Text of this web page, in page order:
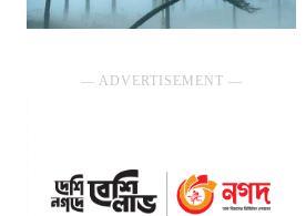
― ADVERTISEMENT ―